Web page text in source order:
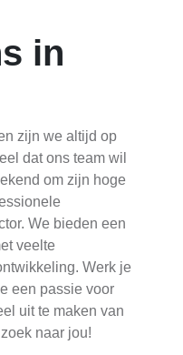
in
zijn we altijd op
dat ons team wil
om zijn hoge
We bieden een
veelte
Werk je
een passie voor
uit te maken van
naar jou!